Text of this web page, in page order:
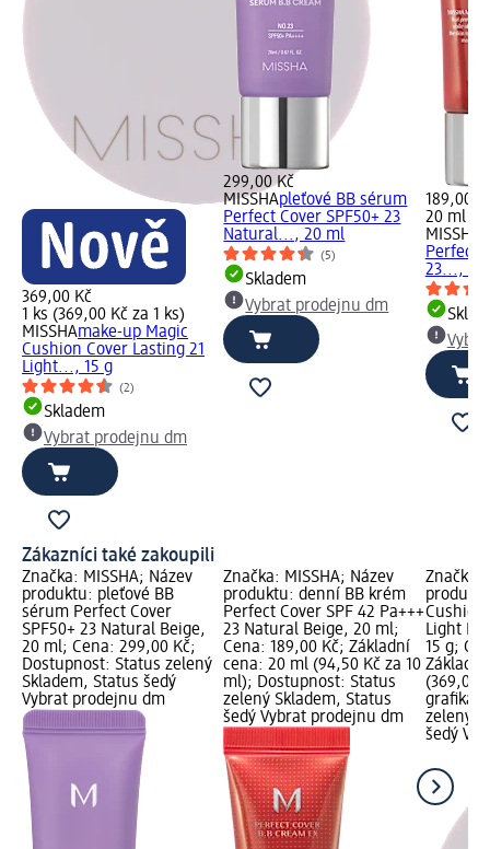
369,00 Kč
1 ks (369,00 Kč za 1 ks)
MISSHAmake-up Magic
Cushion Cover Lasting 21
Light..., 15 g
(2)
Skladem
Vybrat prodejnu dm
299,00 Kč
MISSHApleťové BB sérum
Perfect Cover SPF50+ 23
Natural..., 20 ml
(5)
Skladem
Vybrat prodejnu dm
189,00
20 ml
MISSHA
Perfect
23..., 20
Zákazníci také zakoupili
Značka: MISSHA; Název
produktu: pleťové BB
sérum Perfect Cover
SPF50+ 23 Natural Beige,
20 ml; Cena: 299,00 Kč;
Dostupnost: Status zelený
Skladem, Status šedý
Vybrat prodejnu dm
Značka: MISSHA; Název
produktu: denní BB krém
Perfect Cover SPF 42 Pa+++
23 Natural Beige, 20 ml;
Cena: 189,00 Kč; Základní
cena: 20 ml (94,50 Kč za 10
ml); Dostupnost: Status
zelený Skladem, Status
šedý Vybrat prodejnu dm
Značka:
Cushion
Light
15 g;
Základní
(369,00
grafika;
zelený
šedý